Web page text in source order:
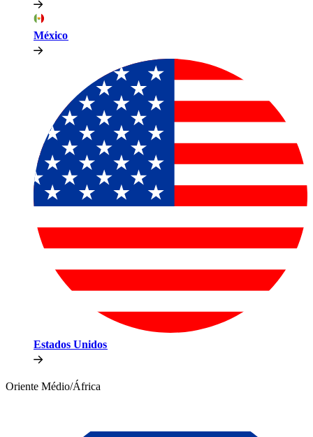
México​​
Estados Unidos​​
Oriente Médio/África​​